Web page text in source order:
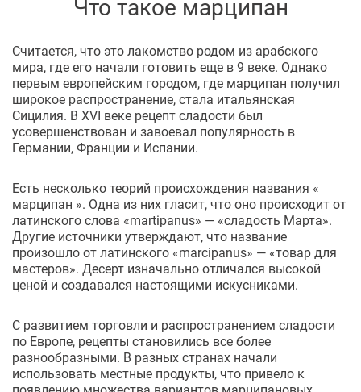
Что такое марципан
Считается, что это лакомство родом из арабского
мира, где его начали готовить еще в 9 веке. Однако
первым европейским городом, где марципан получил
широкое распространение, стала итальянская
Сицилия. В XVI веке рецепт сладости был
усовершенствован и завоевал популярность в
Германии, Франции и Испании.
Есть несколько теорий происхождения названия «
марципан ». Одна из них гласит, что оно происходит от
латинского слова «martipanus» — «сладость Марта».
Другие источники утверждают, что название
произошло от латинского «marcipanus» — «товар для
мастеров». Десерт изначально отличался высокой
ценой и создавался настоящими искусниками.
С развитием торговли и распространением сладости
по Европе, рецепты становились все более
разнообразными. В разных странах начали
использовать местные продукты, что привело к